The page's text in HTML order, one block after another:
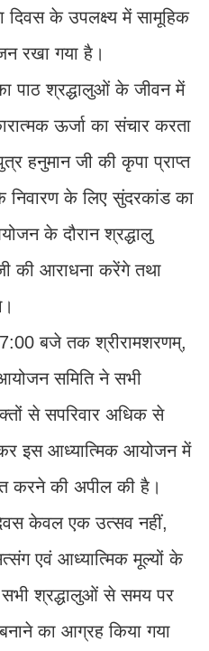
दिवस के उपलक्ष्य में सामूहिक
रखा गया है।
पाठ श्रद्धालुओं के जीवन में
ऊर्जा का संचार करता
हनुमान जी की कृपा प्राप्त
के लिए सुंदरकांड का
के दौरान श्रद्धालु
की आराधना करेंगे तथा
बजे तक श्रीरामशरणम्,
समिति ने सभी
से सपरिवार अधिक से
इस आध्यात्मिक आयोजन में
करने की अपील की है।
केवल एक उत्सव नहीं,
एवं आध्यात्मिक मूल्यों के
सभी श्रद्धालुओं से समय पर
का आग्रह किया गया